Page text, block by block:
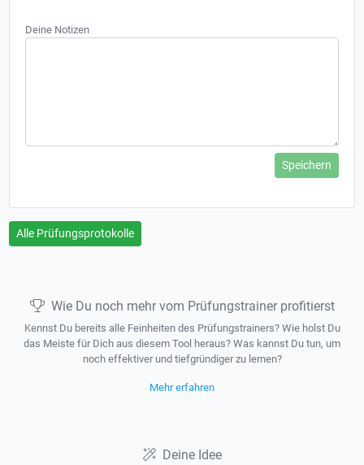
Deine Notizen
Speichern
Alle Prüfungsprotokolle
Wie Du noch mehr vom Prüfungstrainer profitierst
Kennst Du bereits alle Feinheiten des Prüfungstrainers? Wie holst Du
das Meiste für Dich aus diesem Tool heraus? Was kannst Du tun, um
noch effektiver und tiefgründiger zu lernen?
Mehr erfahren
Deine Idee